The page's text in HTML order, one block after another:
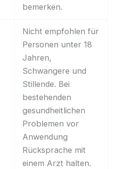
bemerken.
Nicht empfohlen für
Personen unter 18
Jahren,
Schwangere und
Stillende. Bei
bestehenden
gesundheitlichen
Problemen vor
Anwendung
Rücksprache mit
einem Arzt halten.